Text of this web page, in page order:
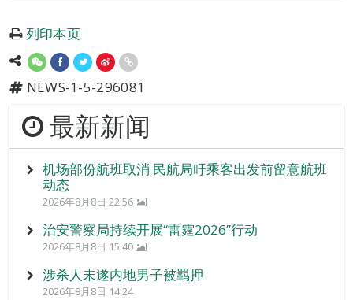
列印本页
NEWS-1-5-296081
最新新闻
机场部份航班取消 民航局吁乘客出发前留意航班
动态
2026年8月8日 22:56
治安警察局持续开展“雷霆2026”行动
2026年8月8日 15:40
涉杀人未遂内地男子被羁押
2026年8月8日 14:24